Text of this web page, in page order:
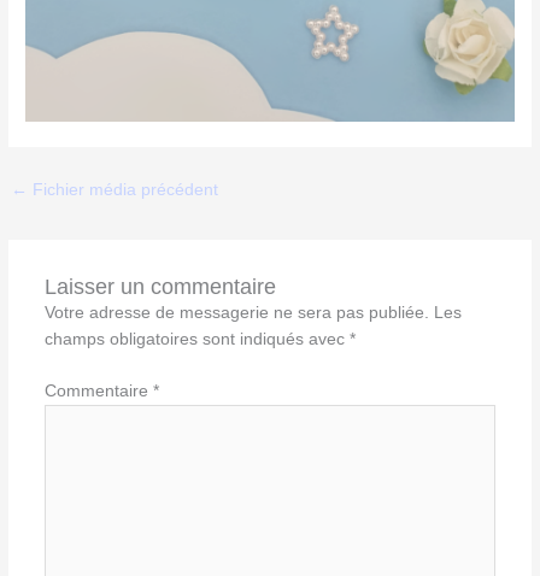
← Fichier média précédent
Laisser un commentaire
Votre adresse de messagerie ne sera pas publiée. Les
champs obligatoires sont indiqués avec *
Commentaire *